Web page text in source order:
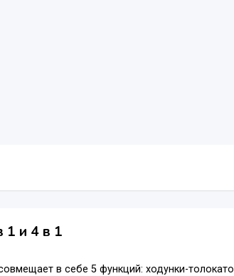
1 и 4 в 1
в себе 5 функций: ходунки-